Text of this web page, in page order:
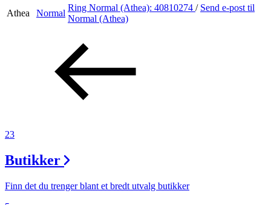
Søk
Åpningstider
Praktisk informasjon
Gavekort
Finn frem
Athea
Normal
Ring Normal (Athea): 40810274 / Send e-post til
Normal (Athea)
23
Butikker
Finn det du trenger blant et bredt utvalg butikker